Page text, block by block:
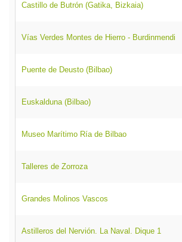
Castillo de Butrón (Gatika, Bizkaia)
Vías Verdes Montes de Hierro - Burdinmendi
Puente de Deusto (Bilbao)
Euskalduna (Bilbao)
Museo Marítimo Ría de Bilbao
Talleres de Zorroza
Grandes Molinos Vascos
Astilleros del Nervión. La Naval. Dique 1